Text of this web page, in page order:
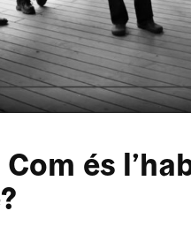
és